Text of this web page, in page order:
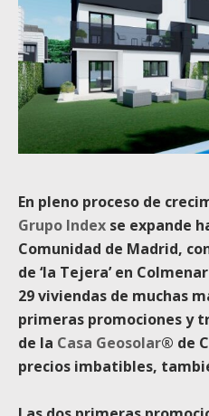
En pleno proceso de
Grupo Index se expande
Comunidad de Madrid,
de ‘la Tejera’ en
29 viviendas de muchas
primeras promociones y
de la Casa Geosolar® de
precios imbatibles,